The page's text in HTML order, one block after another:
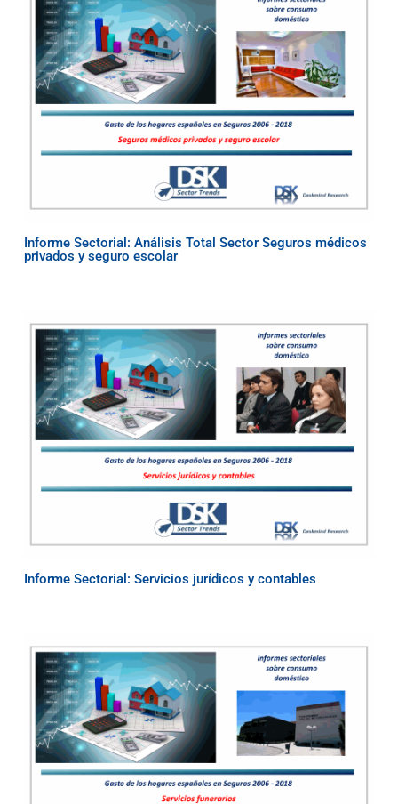
Informe Sectorial: Análisis Total Sector Seguros médicos
privados y seguro escolar
Informe Sectorial: Servicios jurídicos y contables